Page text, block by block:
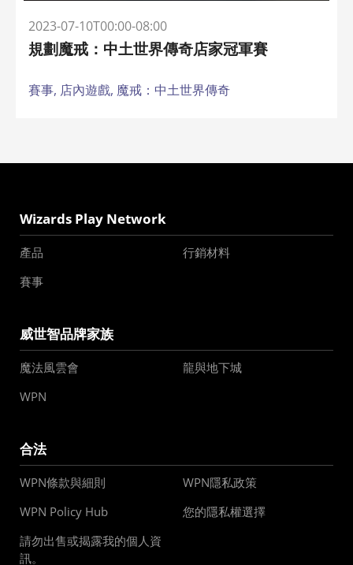
2023-07-10T00:00-08:00
規劃魔戒：中土世界傳奇店家冠軍賽
賽事, 店內遊戲, 魔戒：中土世界傳奇
Wizards Play Network
產品
行銷材料
賽事
威世智品牌家族
魔法風雲會
龍與地下城
WPN
合法
WPN條款與細則
WPN隱私政策
WPN Policy Hub
您的隱私權選擇
請勿出售或揭露我的個人資
訊。